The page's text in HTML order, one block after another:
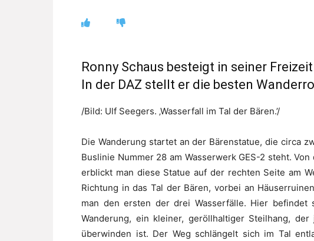
Ronny Schaus besteigt in seiner
In der DAZ stellt er die besten
/Bild: Ulf Seegers. ‚Wasserfall im Tal der Bären.’/
Die Wanderung startet an der Bärenstatue, die circa
Buslinie Nummer 28 am Wasserwerk GES-2 steht.
erblickt man diese Statue auf der rechten Seite am
Richtung in das Tal der Bären, vorbei an
man den ersten der drei Wasserfälle. Hier
Wanderung, ein kleiner, geröllhaltiger Steilhang,
überwinden ist. Der Weg schlängelt sich im Tal